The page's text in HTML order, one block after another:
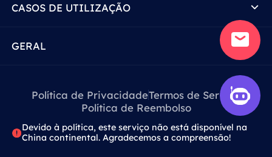
CASOS DE UTILIZAÇÃO
GERAL
Política de PrivacidadeTermos de Serviço
Política de Reembolso
Devido à política, este serviço não está disponível na
China continental. Agradecemos a compreensão!